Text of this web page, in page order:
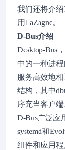
我们还将介
用LaZagne。
D-Bus介绍
Desktop-Bus
中的一种进
服务高效地
结构，其中
序充当客户端
D-Bus广泛应
systemd和
组件和应用